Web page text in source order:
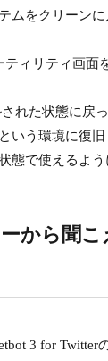
ムをクリーン
ィリティ画面
れた状態に戻
いう環境に復
で使えるよう
から聞
3 for Twitter